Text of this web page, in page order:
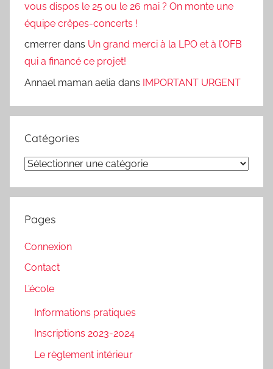
vous dispos le 25 ou le 26 mai ? On monte une
équipe crêpes-concerts !
cmerrer dans Un grand merci à la LPO et à l’OFB
qui a financé ce projet!
Annael maman aelia dans IMPORTANT URGENT
Catégories
Catégories
Pages
Connexion
Contact
L’école
Informations pratiques
Inscriptions 2023-2024
Le règlement intérieur